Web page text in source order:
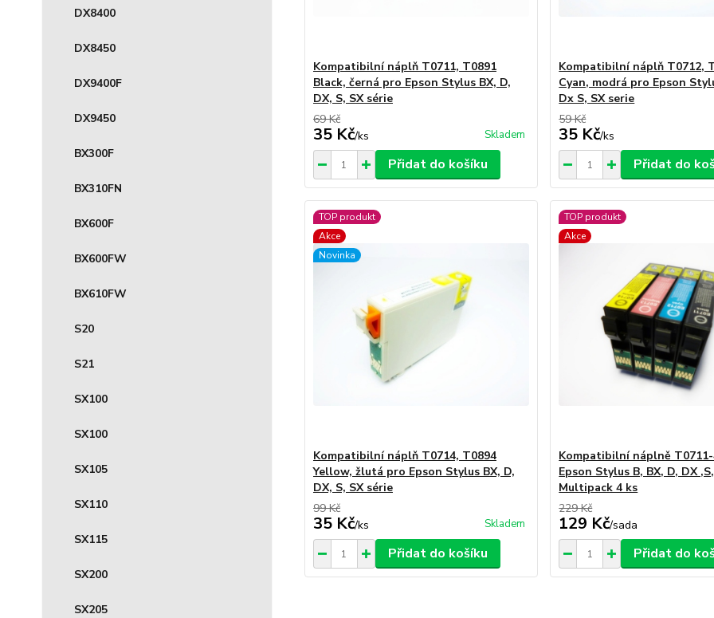
DX8400
DX8450
DX9400F
DX9450
BX300F
BX310FN
BX600F
BX600FW
BX610FW
S20
S21
SX100
SX100
SX105
SX110
SX115
SX200
SX205
Kompatibilní náplň T0711, T0891
Black, černá pro Epson Stylus BX, D,
DX, S, SX série
69 Kč
35 Kč/ks Skladem
Přidat do košíku
Kompatibilní náplň T0712,
Cyan, modrá pro Epson
Dx S, SX serie
59 Kč
35 Kč/ks
Přidat do
TOP produkt
Akce
Novinka
Kompatibilní náplň T0714, T0894
Yellow, žlutá pro Epson Stylus BX, D,
DX, S, SX série
99 Kč
35 Kč/ks Skladem
Přidat do košíku
TOP produkt
Akce
Kompatibilní náplně
Epson Stylus B, BX, D, DX
Multipack 4 ks
229 Kč
129 Kč/sada
Přidat do